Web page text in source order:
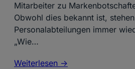
Mitarbeiter zu
Obwohl dies bekannt ist,
Personalabteilungen immer
„Wie…
Weiterlesen ->